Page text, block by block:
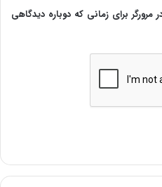
برای زمانی که دوباره دیدگاهی